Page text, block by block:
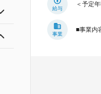
給与
＜予定
事業
■事業内